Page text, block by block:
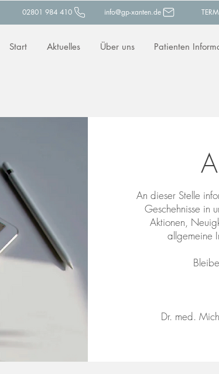
02801 984 410 info@gp-xanten.de
Start Aktuelles Über uns Patienten
An dieser Stelle
Geschehnisse in
Aktionen,
allgemeine
Dr. med.